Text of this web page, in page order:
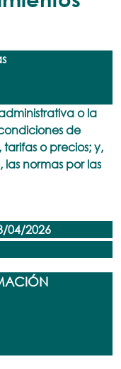
o la
de
tarifas o precios; y,
normas por las
04/2026